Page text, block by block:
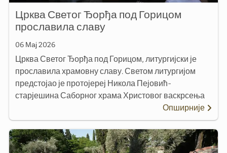
Црква Светог Ђорђа под Горицом
прославила славу
06 Мај 2026
Црква Светог Ђорђа под Горицом, литургијски је
прославила храмовну славу. Светом литургијом
предстојао је протојереј Никола Пејовић-
старјешина Саборног храма Христовог васкрсења
Опширније